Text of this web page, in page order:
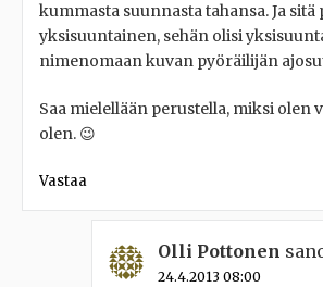
kummasta suunnasta tahansa. Ja sitä
yksisuuntainen, sehän olisi
nimenomaan kuvan pyöräilijän
Saa mielellään perustella, miksi olen
olen. 😉
Vastaa
Olli Pottonen
24.4.2013 08:00